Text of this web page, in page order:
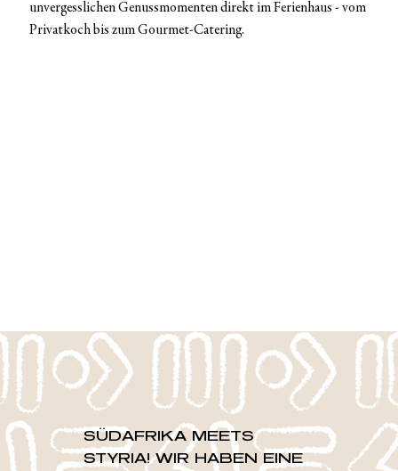
unvergesslichen Genussmomenten direkt im Ferienhaus - vom
Privatkoch bis zum Gourmet-Catering.
SÜDAFRIKA MEETS
STYRIA! WIR HABEN EINE